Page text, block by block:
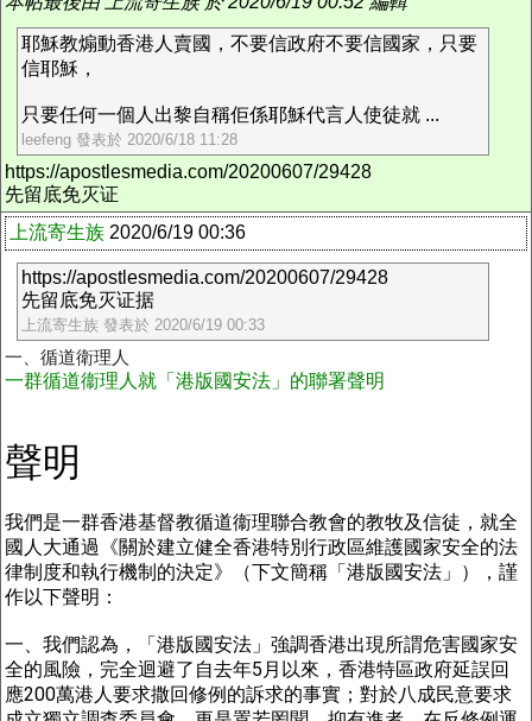
耶穌教煽動香港人賣國，不要信政府不要信國家，只要
信耶穌，
只要任何一個人出黎自稱佢係耶穌代言人使徒就 ...
leefeng 發表於 2020/6/18 11:28
https://apostlesmedia.com/20200607/29428
先留底免灭证
上流寄生族 2020/6/19 00:36
https://apostlesmedia.com/20200607/29428
先留底免灭证据
上流寄生族 發表於 2020/6/19 00:33
一、循道衛理人
一群循道衞理人就「港版國安法」的聯署聲明
聲明
我們是一群香港基督教循道衞理聯合教會的教牧及信徒，就全
國人大通過《關於建立健全香港特別行政區維護國家安全的法
律制度和執行機制的決定》（下文簡稱「港版國安法」），謹
作以下聲明：
一、我們認為，「港版國安法」強調香港出現所謂危害國家安
全的風險，完全迴避了自去年5月以來，香港特區政府延誤回
應200萬港人要求撒回修例的訴求的事實；對於八成民意要求